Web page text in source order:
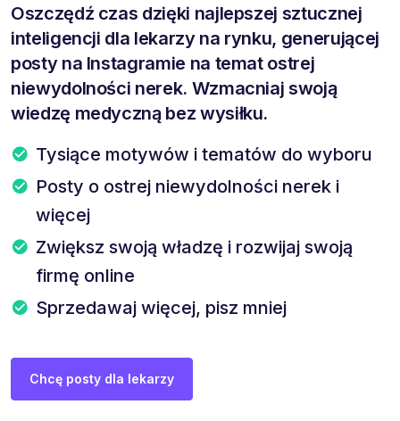
Oszczędź czas dzięki najlepszej sztucznej
inteligencji dla lekarzy na rynku, generującej
posty na Instagramie na temat ostrej
niewydolności nerek. Wzmacniaj swoją
wiedzę medyczną bez wysiłku.
Tysiące motywów i tematów do wyboru
Posty o ostrej niewydolności nerek i
więcej
Zwiększ swoją władzę i rozwijaj swoją
firmę online
Sprzedawaj więcej, pisz mniej
Chcę posty dla lekarzy